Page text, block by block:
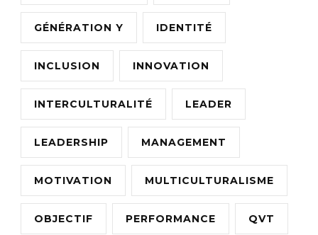
GÉNÉRATION Y IDENTITÉ
INCLUSION INNOVATION
INTERCULTURALITÉ LEADER
LEADERSHIP MANAGEMENT
MOTIVATION MULTICULTURALISME
OBJECTIF PERFORMANCE QVT